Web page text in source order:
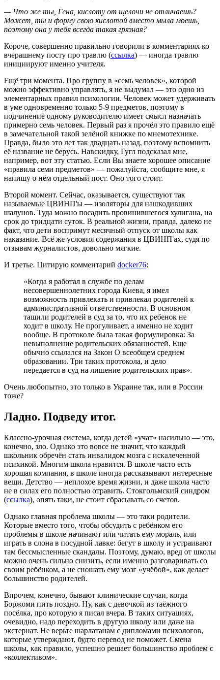
— Что же ты, Гена, кислоту от щелочи не отличаешь?
Может, ты и форму свою кислотой вместо мыла моешь,
поэтому она у тебя всегда такая грязная?
Короче, совершенно правильно говорили в комментариях ко
вчерашнему посту про травлю (ссылка) — иногда травлю
инициируют именно учителя.
Ещё три момента. Про группу в «семь человек», которой
можно эффективно управлять, я не выдумал — это одно из
элементарных правил психологии. Человек может удерживать
в уме одновременно только 5-9 предметов, поэтому в
подчинение одному руководителю имеет смысл назначать
примерно семь человек. Первый раз я прочёл это правило ещё
в замечательной такой зелёной книжке по мнемотехнике.
Правда, было это лет так двадцать назад, поэтому вспомнить
её название не берусь. Навскидку, Гугл подсказал мне,
например, вот эту статью. Если Вы знаете хорошее описание
«правила семи предметов» — пожалуйста, сообщите мне, я
напишу о нём отдельный пост. Оно того стоит.
Второй момент. Сейчас, оказывается, существуют так
называемые ЦВИНП'ы — изоляторы для нашкодивших
шалунов. Туда можно посадить провинившегося хулигана, на
срок до тридцати суток. В реальной жизни, правда, далеко не
факт, что дети воспримут месячный отпуск от школы как
наказание. Всё же условия содержания в ЦВИНП'ах, судя по
отзывам журналистов, довольно мягкие.
И третье. Цитирую комментарий docker76:
«Когда я работал в службе по делам
несовершеннолетних города Киева, я имел
возможность привлекать и привлекал родителей к
административной ответственности. В основном
тащили родителей в суд за то, что их ребенок не
ходит в школу. Не прогуливает, а именно не ходит
вообще. В протоколе была такая формулировка: За
невыполнение родительских обязанностей. Еще
обычно ссылался на Закон О всеобщем среднем
образовании. Три таких протокола, и дело
передается в суд на лишение родительских прав».
Очень любопытно, это только в Украине так, или в России
тоже?
Ладно. Подведу итог.
Классно-урочная система, когда детей «учат» насильно — это,
конечно, зло. Однако это вовсе не значит, что каждый
школьник обречён стать инвалидом мозга с искалеченной
психикой. Многим школа нравится. В школе часто есть
хорошая компания, в школе иногда рассказывают интересные
вещи. Детство — неплохое время жизни, и даже школа часто
не в силах его полностью отравить. Стокгольмский синдром
(ссылка), опять таки, не стоит сбрасывать со счетов.
Однако главная проблема школы — это таки родители.
Которые вместо того, чтобы обсудить с ребёнком его
проблемы в школе начинают или читать ему мораль, или
играть в слона в посудной лавке: бегут в школу и устраивают
там бессмысленные скандалы. Поэтому, думаю, вред от школы
можно очень сильно снизить, если именно разговаривать со
своим ребёнком, а не сношать ему мозг «учёбой», как делает
большинство родителей.
Впрочем, конечно, бывают клинические случаи, когда
Боржоми пить поздно. Ну, как с девочкой из таёжного
посёлка, про которую я писал вчера. В таких ситуациях,
очевидно, надо переходить в другую школу или даже на
экстернат. Не верьте шарлатанам с дипломами психологов,
которые утверждают, будто перевод не поможет. Смена
школы, как правило, успешно решает большинство проблем с
«коллективом».